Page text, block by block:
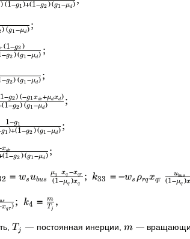
)(1−g1 )+(1−g2)(g1 −μd)
)(g1 −μd);
−g2)(g1 −μd)
r (1−g2) ;
−g2)(g1 −μd);
(1−g2)(g1 −μd)
1−g2)(−g1xdг+μdxd);
g1 )+(1−g2)(g1 −μd)
1−g1 ;
(1−g2)(g1 −μd)
xdг ;
= wsubus (1−μq )xq
μq xq −xqг ; k33 =−ws ρrqxqг (1−μq )x
ubus
xqг)
s ; k4 = Tj
m ,
Tj — постоянная инерции,m —